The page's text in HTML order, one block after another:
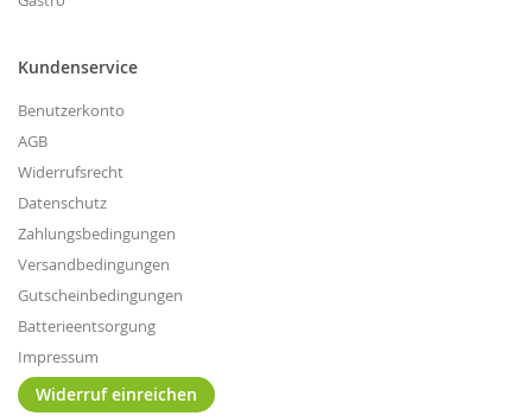
Kundenservice
Benutzerkonto
AGB
Widerrufsrecht
Datenschutz
Zahlungsbedingungen
Versandbedingungen
Gutscheinbedingungen
Batterieentsorgung
Impressum
Widerruf einreichen